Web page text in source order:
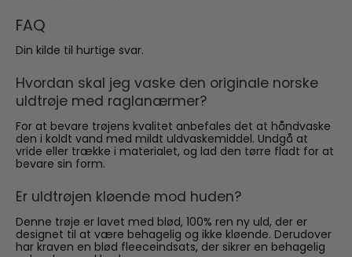
FAQ
Din kilde til hurtige svar.
Hvordan skal jeg vaske den originale norske
uldtrøje med raglanærmer?
For at bevare trøjens kvalitet anbefales det at håndvaske
den i koldt vand med mildt uldvaskemiddel. Undgå at
vride eller trække i materialet, og lad den tørre fladt for at
bevare sin form.
Er uldtrøjen kløende mod huden?
Denne trøje er lavet med blød, 100% ren ny uld, der er
designet til at være behagelig og ikke kløende. Derudover
har kraven en blød fleeceindsats, der sikrer en behagelig